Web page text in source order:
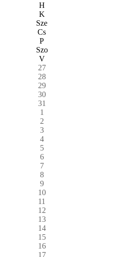
H
K
Sze
Cs
P
Szo
V
27
28
29
30
31
1
2
3
4
5
6
7
8
9
10
11
12
13
14
15
16
17